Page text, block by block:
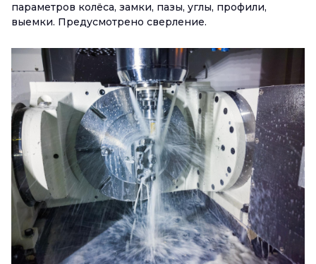
параметров колёса, замки, пазы, углы, профили,
выемки. Предусмотрено сверление.